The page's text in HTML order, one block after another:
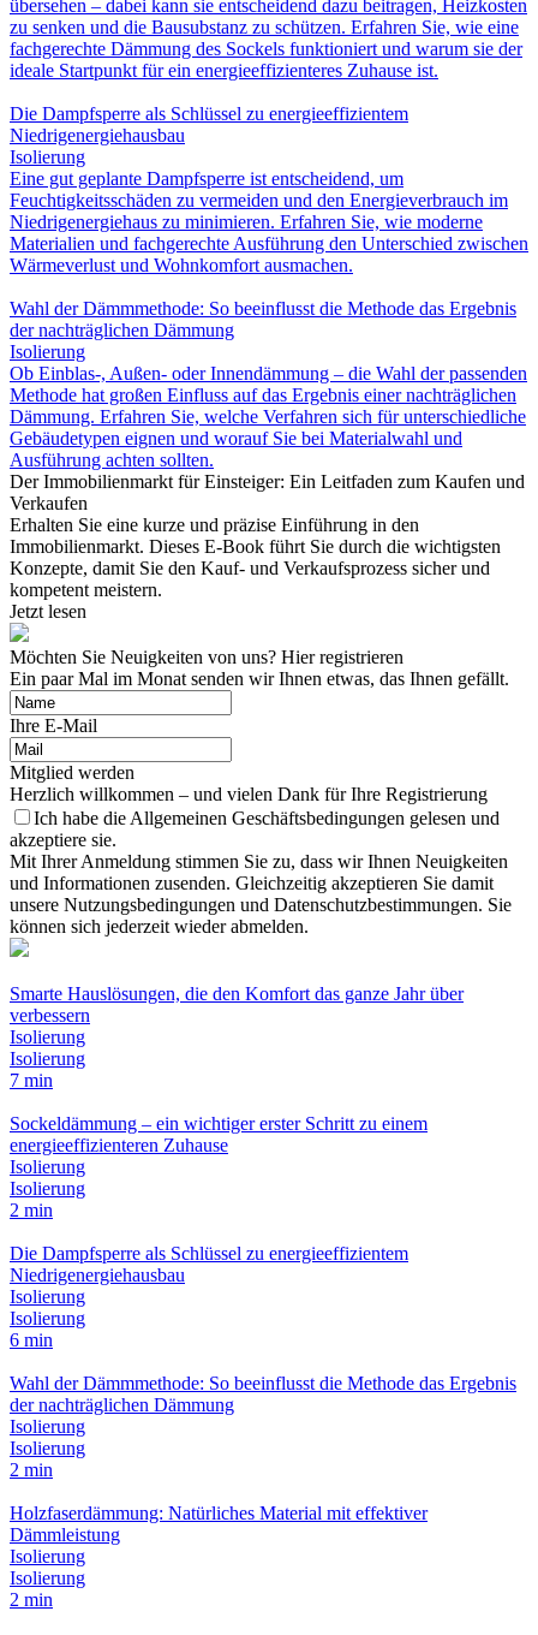
übersehen – dabei kann sie entscheidend dazu beitragen, Heizkosten
zu senken und die Bausubstanz zu schützen. Erfahren Sie, wie eine
fachgerechte Dämmung des Sockels funktioniert und warum sie der
ideale Startpunkt für ein energieeffizienteres Zuhause ist.
Die Dampfsperre als Schlüssel zu energieeffizientem
Niedrigenergiehausbau
Isolierung
Eine gut geplante Dampfsperre ist entscheidend, um
Feuchtigkeitsschäden zu vermeiden und den Energieverbrauch im
Niedrigenergiehaus zu minimieren. Erfahren Sie, wie moderne
Materialien und fachgerechte Ausführung den Unterschied zwischen
Wärmeverlust und Wohnkomfort ausmachen.
Wahl der Dämmmethode: So beeinflusst die Methode das Ergebnis
der nachträglichen Dämmung
Isolierung
Ob Einblas-, Außen- oder Innendämmung – die Wahl der passenden
Methode hat großen Einfluss auf das Ergebnis einer nachträglichen
Dämmung. Erfahren Sie, welche Verfahren sich für unterschiedliche
Gebäudetypen eignen und worauf Sie bei Materialwahl und
Ausführung achten sollten.
Der Immobilienmarkt für Einsteiger: Ein Leitfaden zum Kaufen und
Verkaufen
Erhalten Sie eine kurze und präzise Einführung in den
Immobilienmarkt. Dieses E-Book führt Sie durch die wichtigsten
Konzepte, damit Sie den Kauf- und Verkaufsprozess sicher und
kompetent meistern.
Jetzt lesen
Möchten Sie Neuigkeiten von uns? Hier registrieren
Ein paar Mal im Monat senden wir Ihnen etwas, das Ihnen gefällt.
Ihre E-Mail
Mitglied werden
Herzlich willkommen – und vielen Dank für Ihre Registrierung
Ich habe die Allgemeinen Geschäftsbedingungen gelesen und
akzeptiere sie.
Mit Ihrer Anmeldung stimmen Sie zu, dass wir Ihnen Neuigkeiten
und Informationen zusenden. Gleichzeitig akzeptieren Sie damit
unsere Nutzungsbedingungen und Datenschutzbestimmungen. Sie
können sich jederzeit wieder abmelden.
Smarte Hauslösungen, die den Komfort das ganze Jahr über
verbessern
Isolierung
Isolierung
7 min
Sockeldämmung – ein wichtiger erster Schritt zu einem
energieeffizienteren Zuhause
Isolierung
Isolierung
2 min
Die Dampfsperre als Schlüssel zu energieeffizientem
Niedrigenergiehausbau
Isolierung
Isolierung
6 min
Wahl der Dämmmethode: So beeinflusst die Methode das Ergebnis
der nachträglichen Dämmung
Isolierung
Isolierung
2 min
Holzfaserdämmung: Natürliches Material mit effektiver
Dämmleistung
Isolierung
Isolierung
2 min